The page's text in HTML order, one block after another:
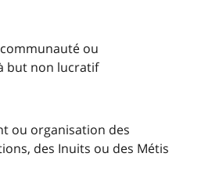
ou
but non lucratif
ou organisation des
des Inuits ou des Métis